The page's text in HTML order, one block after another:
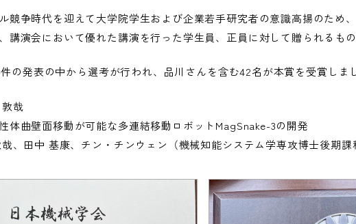
競争時代を迎えて大学院学生および企業若手研究者の意識高揚のため
講演会において優れた講演を行った学生員、正員に対して贈られるもの
の発表の中から選考が行われ、品川さんを含む42名が本賞を受賞しま
敦哉
体曲壁面移動が可能な多連結移動ロボットMagSnake-3の開発
哉、田中 基康、チン・チンウェン（機械知能システム学専攻博士後期課